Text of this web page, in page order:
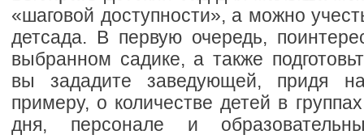
«шаговой доступности», а можно
детсада. В первую очередь,
выбранном садике, а также
вы зададите заведующей, придя
примеру, о количестве детей в
дня, персонале и